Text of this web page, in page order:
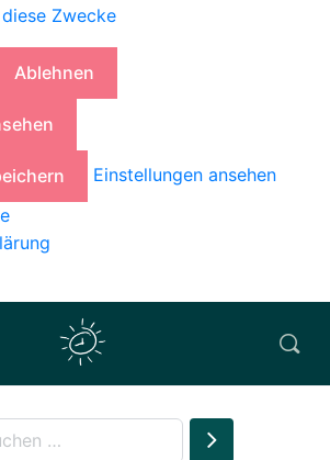
Zwecke
Ablehnen
Einstellungen ansehen